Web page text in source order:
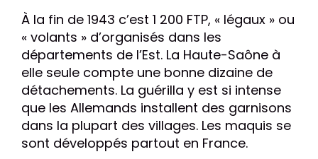
À la fin de 1943 c’est 1 200 FTP, « légaux » ou
« volants » d’organisés dans les
départements de l’Est. La Haute-Saône à
elle seule compte une bonne dizaine de
détachements. La guérilla y est si intense
que les Allemands installent des garnisons
dans la plupart des villages. Les maquis se
sont développés partout en France.